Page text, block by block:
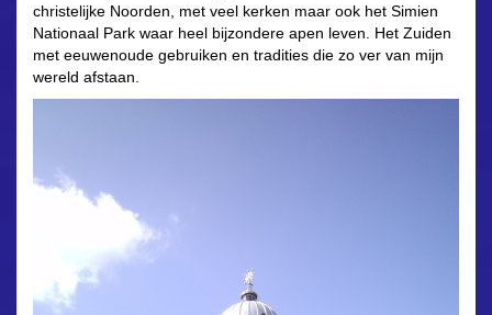
christelijke Noorden, met veel kerken maar ook het Simien
Nationaal Park waar heel bijzondere apen leven. Het Zuiden
met eeuwenoude gebruiken en tradities die zo ver van mijn
wereld afstaan.